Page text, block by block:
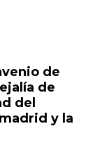
de
de
del
y la